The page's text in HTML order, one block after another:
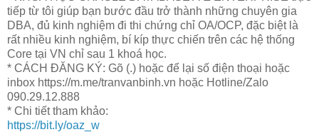
tiếp từ tôi giúp bạn bước đầu trở thành những chuyên gia
DBA, đủ kinh nghiệm đi thi chứng chỉ OA/OCP, đặc biệt là
rất nhiều kinh nghiệm, bí kíp thực chiến trên các hệ thống
Core tại VN chỉ sau 1 khoá học.
* CÁCH ĐĂNG KÝ: Gõ (.) hoặc để lại số điện thoại hoặc
inbox https://m.me/tranvanbinh.vn hoặc Hotline/Zalo
090.29.12.888
* Chi tiết tham khảo:
https://bit.ly/oaz_w